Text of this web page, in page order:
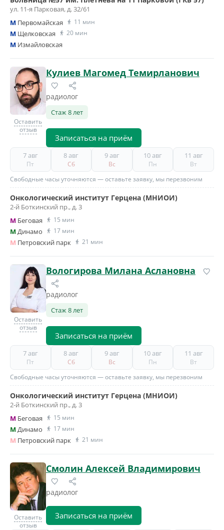
ул. 11-я Парковая, д. 32/61
M Первомайская 11 мин
M Щелковская 20 мин
M Измайловская
Оставить
отзыв
Кулиев Магомед Темирланович
радиолог
Стаж 8 лет
Записаться на приём
7 авг
Пт
8 авг
Сб
9 авг
Вс
10 авг
Пн
11 авг
Вт
Свободные часы уточняются — оставьте заявку, мы перезвоним
Онкологический институт Герцена (МНИОИ)
2-й Боткинский пр., д. 3
M Беговая 15 мин
MДинамо 17 мин
M Петровский парк 21 мин
Оставить
отзыв
Вологирова Милана Аслановна
радиолог
Стаж 8 лет
Записаться на приём
7 авг
Пт
8 авг
Сб
9 авг
Вс
10 авг
Пн
11 авг
Вт
Свободные часы уточняются — оставьте заявку, мы перезвоним
Онкологический институт Герцена (МНИОИ)
2-й Боткинский пр., д. 3
M Беговая 15 мин
MДинамо 17 мин
M Петровский парк 21 мин
Оставить
отзыв
Смолин Алексей Владимирович
радиолог
Записаться на приём